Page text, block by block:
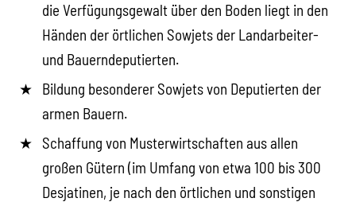
die Verfügungsgewalt über den Boden liegt in den
Händen der örtlichen Sowjets der Landarbeiter-
und Bauerndeputierten.
Bildung besonderer Sowjets von Deputierten der
armen Bauern.
Schaffung von Musterwirtschaften aus allen
großen Gütern (im Umfang von etwa 100 bis 300
Desjatinen, je nach den örtlichen und sonstigen